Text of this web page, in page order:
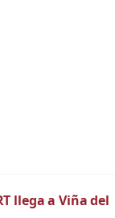
llega a Viña del